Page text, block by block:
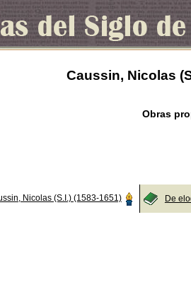
Caussin, Nicolas
Obras
Nicolas (S.I.) (1583-1651) De